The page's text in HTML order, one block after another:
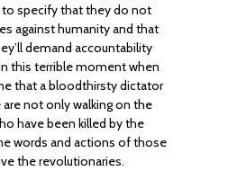
to specify that they do not
against humanity and that
demand accountability
this terrible moment when
that a bloodthirsty dictator
are not only walking on the
have been killed by the
words and actions of those
the revolutionaries.